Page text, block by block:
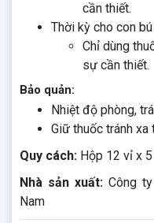
cần thiết.
Thời kỳ cho con bú
Chỉ dùng
sự cần thiết.
Bảo quản:
Nhiệt độ phòng,
Giữ thuốc tránh xa
Quy cách: Hộp 12 vỉ x
Nhà sản xuất: Công
Nam